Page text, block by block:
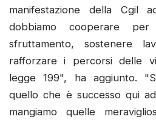
manifestazione della Cgil
dobbiamo cooperare
sfruttamento, sostenere
rafforzare i percorsi delle
legge 199", ha aggiunto.
quello che è successo qui
mangiamo quelle